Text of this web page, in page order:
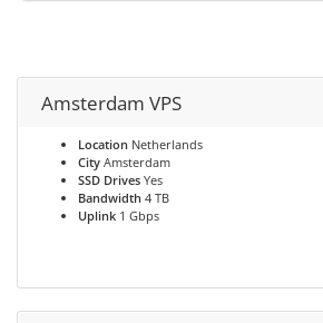
Amsterdam VPS
Location Netherlands
City Amsterdam
SSD Drives Yes
Bandwidth 4 TB
Uplink 1 Gbps